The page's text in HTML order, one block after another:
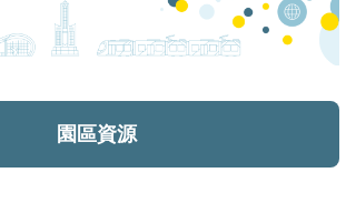
園區資源